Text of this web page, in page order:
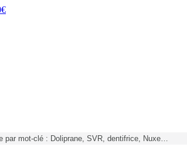
par mot-clé : Doliprane, SVR, dentifrice, Nuxe…